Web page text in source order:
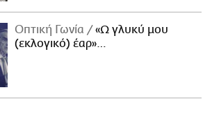
Οπτική Γωνία
«Ω γλυκύ μου
(εκλογικό) έαρ»…